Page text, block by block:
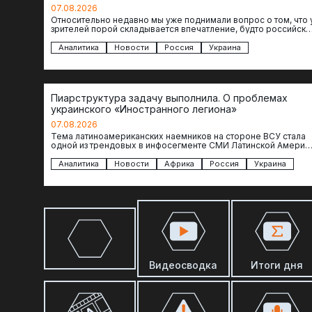
07.08.2026
Относительно недавно мы уже поднимали вопрос о том, что
зрителей порой складывается впечатление, будто российские
Аналитика Новости Россия Украина
Пиарструктура задачу выполнила. О проблемах
украинского «Иностранного легиона»
07.08.2026
Тема латиноамериканских наемников на стороне ВСУ стала
одной из трендовых в инфосегменте СМИ Латинской Америки.
Аналитика Новости Африка Россия Украина
Видеосводка Итоги дня